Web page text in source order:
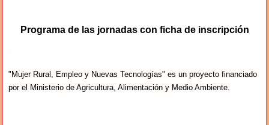
Programa de las jornadas con ficha de inscripción
"Mujer Rural, Empleo y Nuevas Tecnologías" es un proyecto financiado
por el Ministerio de Agricultura, Alimentación y Medio Ambiente.